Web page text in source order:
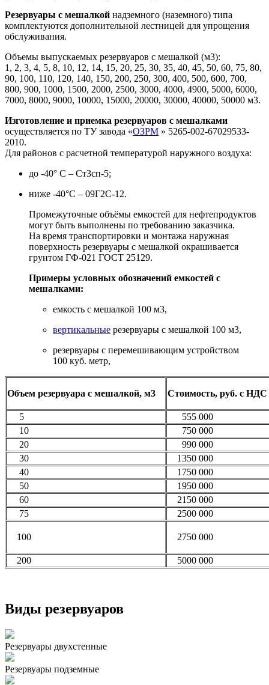
Резервуары с мешалкой надземного (наземного) типа
комплектуются дополнительной лестницей для упрощения
обслуживания.
Объемы выпускаемых резервуаров с мешалкой (м3):
1, 2, 3, 4, 5, 8, 10, 12, 14, 15, 20, 25, 30, 35, 40, 45, 50, 60, 75, 80,
90, 100, 110, 120, 140, 150, 200, 250, 300, 400, 500, 600, 700,
800, 900, 1000, 1500, 2000, 2500, 3000, 4000, 4900, 5000, 6000,
7000, 8000, 9000, 10000, 15000, 20000, 30000, 40000, 50000 м3.
Изготовление и приемка резервуаров с мешалками
осуществляется по ТУ завода «ОЗРМ » 5265-002-67029533-
2010.
Для районов с расчетной температурой наружного воздуха:
до -40° С – Ст3сп-5;
ниже -40°С – 09Г2С-12.
Промежуточные объёмы емкостей для нефтепродуктов
могут быть выполнены по требованию заказчика.
На время транспортировки и монтажа наружная
поверхность резервуары с мешалкой окрашивается
грунтом ГФ-021 ГОСТ 25129.
Примеры условных обозначений емкостей с
мешалками:
емкость с мешалкой 100 м3,
вертикальные резервуары с мешалкой 100 м3,
резервуары с перемешивающим устройством
100 куб. метр,
Объем резервуара с мешалкой, м3 Стоимость, руб. с НДС
5
555 000
10
750 000
20
990 000
30
1350 000
40
1750 000
50
1950 000
60
2150 000
75
2500 000
100 2750 000
200 5000 000
Виды резервуаров
Резервуары двухстенные
Резервуары подземные